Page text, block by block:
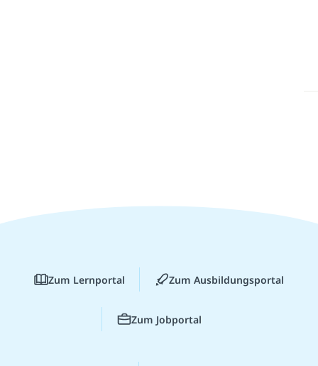
Zum Lernportal Zum Ausbildungsportal
Zum Jobportal